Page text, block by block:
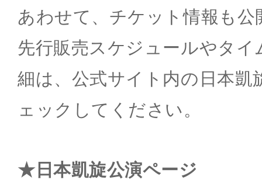
あわせて、チケット情報も
先行販売スケジュールやタ
細は、公式サイト内の日本凱
ェックしてください。
★日本凱旋公演ページ